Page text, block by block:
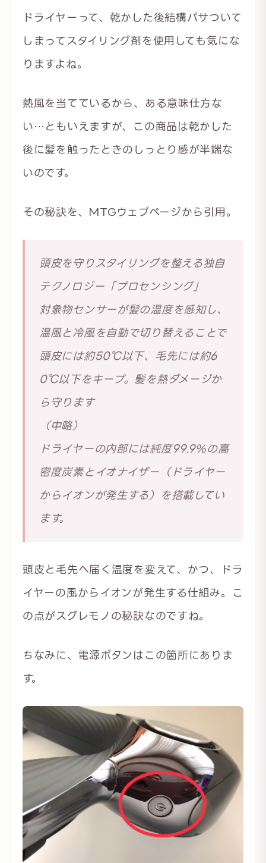
ドライヤーって、乾かした後結構パサついて
しまってスタイリング剤を使用しても気にな
りますよね。
熱風を当てているから、ある意味仕方な
い…ともいえますが、この商品は乾かした
後に髪を触ったときのしっとり感が半端な
いのです。
その秘訣を、MTGウェブページから引用。
頭皮を守りスタイリングを整える独自
テクノロジー「プロセンシング」
対象物センサーが髪の温度を感知し、
温風と冷風を自動で切り替えることで
頭皮には約50℃以下、毛先には約6
0℃以下をキープ。髪を熱ダメージか
ら守ります
（中略）
ドライヤーの内部には純度99.9%の高
密度炭素とイオナイザー（ドライヤー
からイオンが発生する）を搭載してい
ます。
頭皮と毛先へ届く温度を変えて、かつ、ドラ
イヤーの風からイオンが発生する仕組み。こ
の点がスグレモノの秘訣なのですね。
ちなみに、電源ボタンはこの箇所にありま
す。